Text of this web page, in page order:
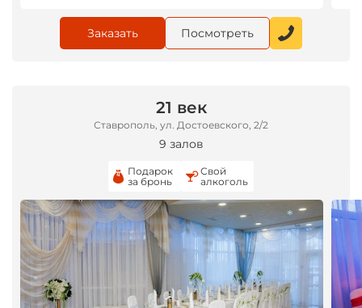
Заказать Посмотреть
21 век
Ставрополь, ул. Достоевского, 2/2
9 залов
Подарок
за бронь
Свой
алкоголь
*
*